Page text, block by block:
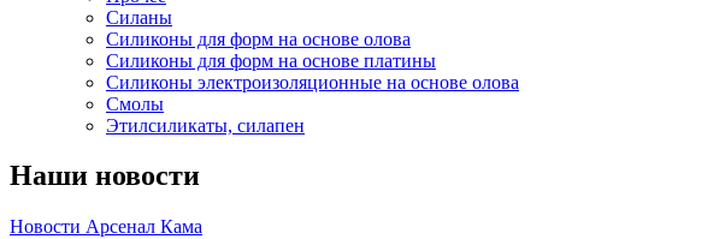
Силаны
Силиконы для форм на основе олова
Силиконы для форм на основе платины
Силиконы электроизоляционные на основе олова
Смолы
Этилсиликаты, силапен
Наши новости
Новости Арсенал Кама